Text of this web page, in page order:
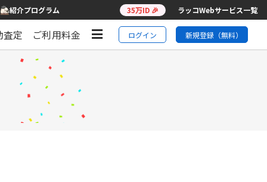
紹介プログラム 35万ID 🎉 ラッコWebサービス一覧
査定 ご利用料金 ログイン 新規登録（無料）